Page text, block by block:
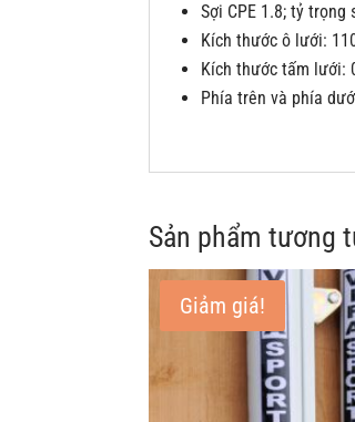
Sợi CPE 1.8; tỷ
Kích thước ô lưới:
Kích thước tấm lưới:
Phía trên và phía
Sản phẩm tương
Giảm giá!